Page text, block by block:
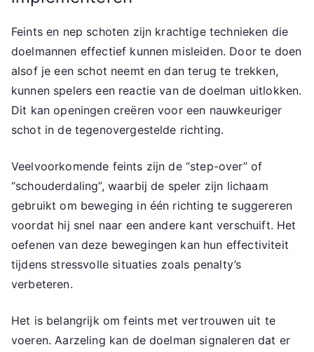
Feints en nep schoten zijn krachtige technieken die
doelmannen effectief kunnen misleiden. Door te doen
alsof je een schot neemt en dan terug te trekken,
kunnen spelers een reactie van de doelman uitlokken.
Dit kan openingen creëren voor een nauwkeuriger
schot in de tegenovergestelde richting.
Veelvoorkomende feints zijn de “step-over” of
“schouderdaling”, waarbij de speler zijn lichaam
gebruikt om beweging in één richting te suggereren
voordat hij snel naar een andere kant verschuift. Het
oefenen van deze bewegingen kan hun effectiviteit
tijdens stressvolle situaties zoals penalty’s
verbeteren.
Het is belangrijk om feints met vertrouwen uit te
voeren. Aarzeling kan de doelman signaleren dat er